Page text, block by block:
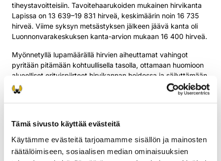
Tämä sivusto käyttää evästeitä
Käytämme evästeitä tarjoamamme sisällön ja mainosten
räätälöimiseen, sosiaalisen median ominaisuuksien
tiheystavoitteisiin. Tavoitehaarukoiden mukainen hirvikanta
Lapissa on 13 639–19 831 hirveä, keskimäärin noin 16 735
hirveä. Viime syksyn metsästyksen jälkeen jäävä kanta oli
Luonnonvarakeskuksen kanta-arvion mukaan 16 400 hirveä.
Myönnetyllä lupamäärällä hirvien aiheuttamat vahingot
pyritään pitämään kohtuullisella tasolla, ottamaan huomioon
alueelliset erityispiirteet hirvikannan hoidossa ja säilyttämään
hirvikanta elinvoimaisena. Hirven aiheuttamien liikenne- ja
metsävahinkojen määrä Lapissa on pysynyt kohtuullisena.
vastaavana aikana.
Hirvenmetsästyksen ensimmäinen pyyntijakso Lapissa on
1.9.–20.9. Toinen pyyntijakso alkaa 5.10.2024 ja päättyy